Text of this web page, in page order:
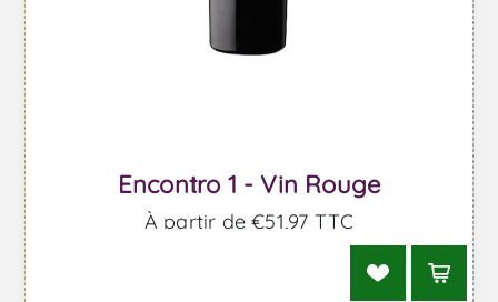
Encontro 1 - Vin Rouge
À partir de €51,97 TTC